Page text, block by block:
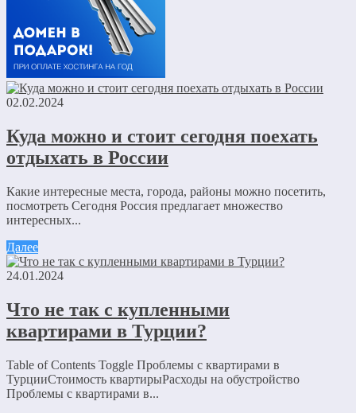
02.02.2024
Куда можно и стоит сегодня поехать
отдыхать в России
Какие интересные места, города, районы можно посетить,
посмотреть Сегодня Россия предлагает множество
интересных...
Далее
24.01.2024
Что не так с купленными
квартирами в Турции?
Table of Contents Toggle Проблемы с квартирами в
ТурцииСтоимость квартирыРасходы на обустройство
Проблемы с квартирами в...